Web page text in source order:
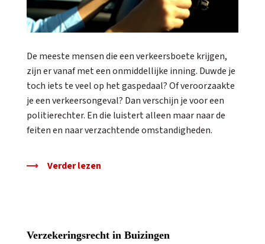
De meeste mensen die een verkeersboete krijgen,
zijn er vanaf met een onmiddellijke inning. Duwde je
toch iets te veel op het gaspedaal? Of veroorzaakte
je een verkeersongeval? Dan verschijn je voor een
politierechter. En die luistert alleen maar naar de
feiten en naar verzachtende omstandigheden.
Verder lezen
Verzekeringsrecht in Buizingen